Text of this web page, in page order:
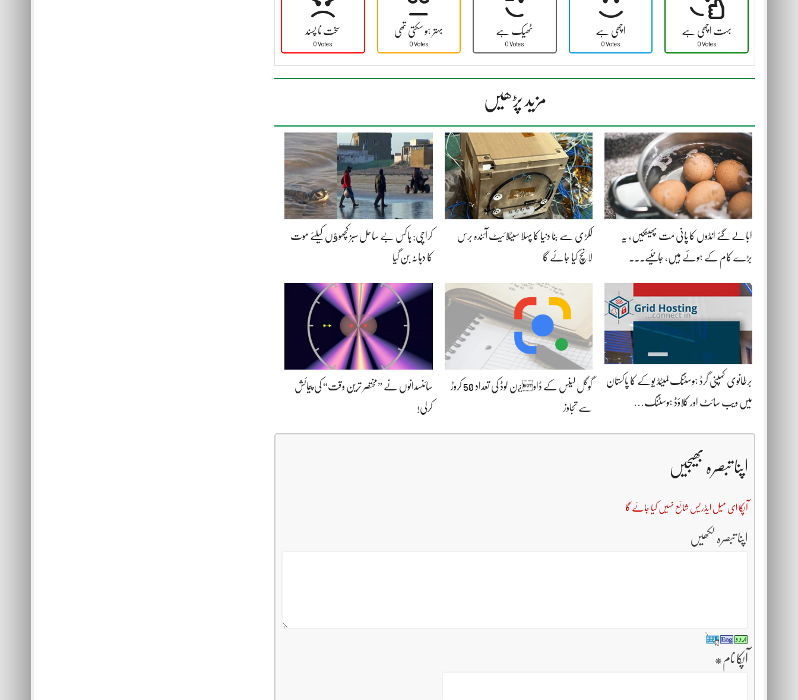
سخت نا پسند
0 Votes
بہتر ہو سکتی تھی
0 Votes
ٹھیک ہے
0 Votes
اچھی ہے
0 Votes
بہت اچھی ہے
0 Votes
مزید پڑھیں
ابالے گئے انڈوں کا پانی مت پھینکیں، یہ
بڑے کام کے ہوئے ہیں، جانئیے۔۔۔
لکڑی سے بنا دنیا کا پہلا سیٹلائیٹ آئندہ برس
لانچ کیا جائے گا
کراچی: ہاکس بے ساحل سبز کچھوﺅں کیلئے موت
کا دہانہ بن گیا
برطانوی کمپنی گرڈ ہوسٹنگ لمیٹڈ یوکے کا پاکستان
میں ویب سائٹ اور کلاؤڈ ہوسٹنگ…
گوگل لینس کے ڈاو¿ن لوڈ کی تعداد 50 کروڑ
سے تجاوز
سائنسدانوں نے ”مختصر ترین وقت“ کی پیمائش
کرلی!
اپنا تبصرہ بھیجیں
آپکا ای میل ایڈریس شائع نہیں کیا جائے گا
اپنا تبصرہ لکھیں
آپکا نام *